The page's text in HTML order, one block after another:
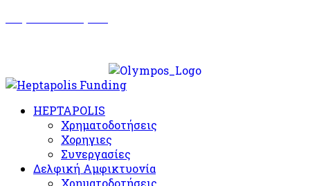
HEPTAPOLIS
Χρηματοδοτήσεις
Χορηγιες
Συνεργασίες
Δελφική Αμφικτυονία
Χρηματοδοτήσεις